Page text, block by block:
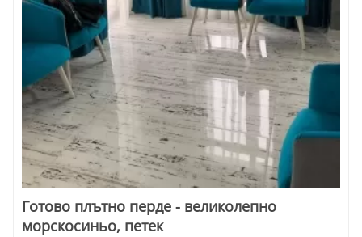
Готово плътно перде - великолепно
морскосиньо, петек